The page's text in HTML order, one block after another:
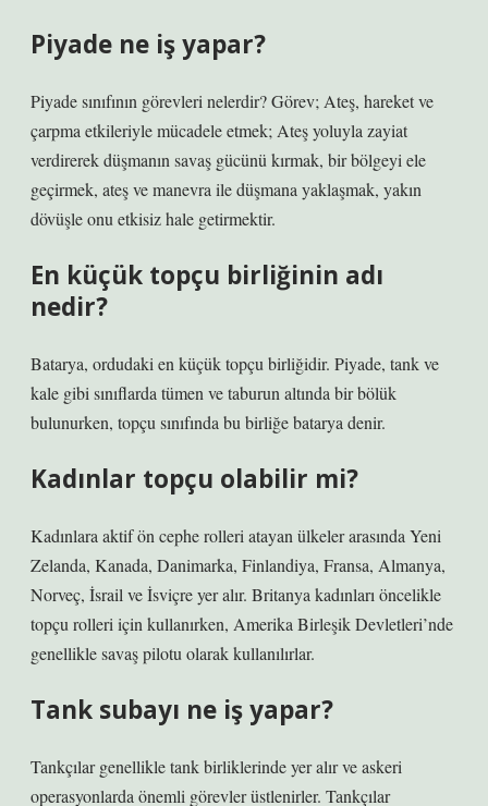
Piyade ne iş yapar?
Piyade sınıfının görevleri nelerdir? Görev; Ateş, hareket ve
çarpma etkileriyle mücadele etmek; Ateş yoluyla zayiat
verdirerek düşmanın savaş gücünü kırmak, bir bölgeyi ele
geçirmek, ateş ve manevra ile düşmana yaklaşmak, yakın
dövüşle onu etkisiz hale getirmektir.
En küçük topçu birliğinin adı
nedir?
Batarya, ordudaki en küçük topçu birliğidir. Piyade, tank ve
kale gibi sınıflarda tümen ve taburun altında bir bölük
bulunurken, topçu sınıfında bu birliğe batarya denir.
Kadınlar topçu olabilir mi?
Kadınlara aktif ön cephe rolleri atayan ülkeler arasında Yeni
Zelanda, Kanada, Danimarka, Finlandiya, Fransa, Almanya,
Norveç, İsrail ve İsviçre yer alır. Britanya kadınları öncelikle
topçu rolleri için kullanırken, Amerika Birleşik Devletleri’nde
genellikle savaş pilotu olarak kullanılırlar.
Tank subayı ne iş yapar?
Tankçılar genellikle tank birliklerinde yer alır ve askeri
operasyonlarda önemli görevler üstlenirler. Tankçılar